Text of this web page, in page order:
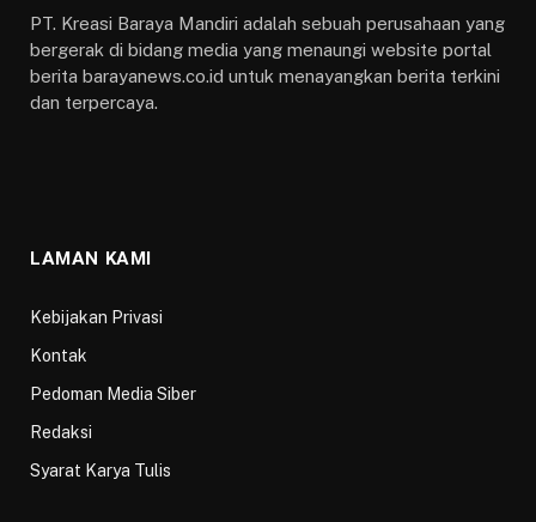
PT. Kreasi Baraya Mandiri adalah sebuah perusahaan yang
bergerak di bidang media yang menaungi website portal
berita barayanews.co.id untuk menayangkan berita terkini
dan terpercaya.
LAMAN KAMI
Kebijakan Privasi
Kontak
Pedoman Media Siber
Redaksi
Syarat Karya Tulis